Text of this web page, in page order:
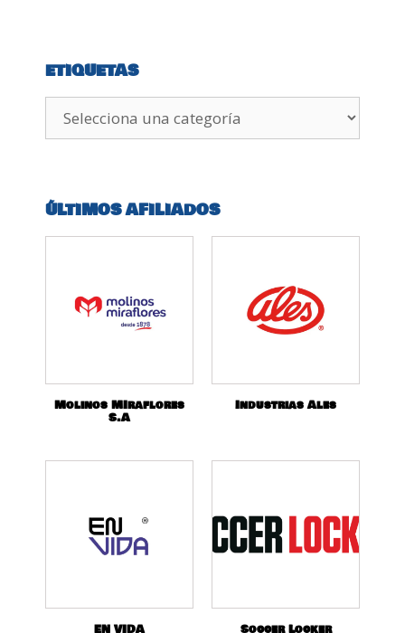
ETIQUETAS
ÚLTIMOS AFILIADOS
Molinos MIraflores
S.A
Industrias Ales
EN VIDA Soccer Locker